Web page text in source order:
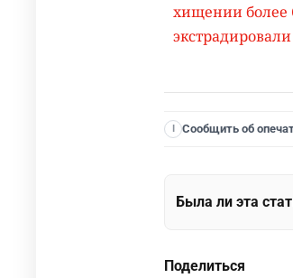
хищении более
Сообщить об
Была ли эта
Поделиться